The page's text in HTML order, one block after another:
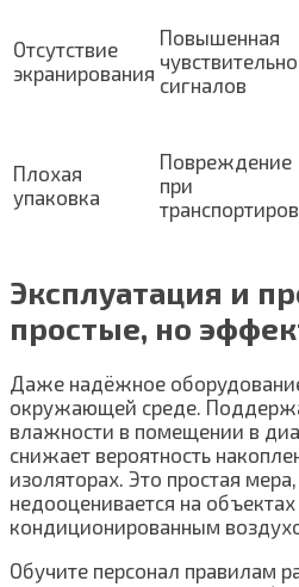
Отсутствие
экранирования
Повышенная
сигналов
Плохая
упаковка
Повреждение
при
Эксплуатация и
простые, но
Даже надёжное
окружающей среде.
влажности в помещении в
снижает вероятность
изоляторах. Это простая
недооценивается на объектах
кондиционированным
Обучите персонал правилам